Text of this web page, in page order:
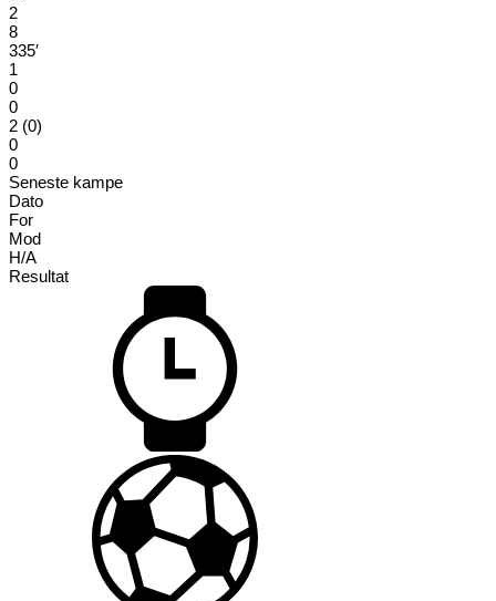
2
8
335′
1
0
0
2 (0)
0
0
Seneste kampe
Dato
For
Mod
H/A
Resultat